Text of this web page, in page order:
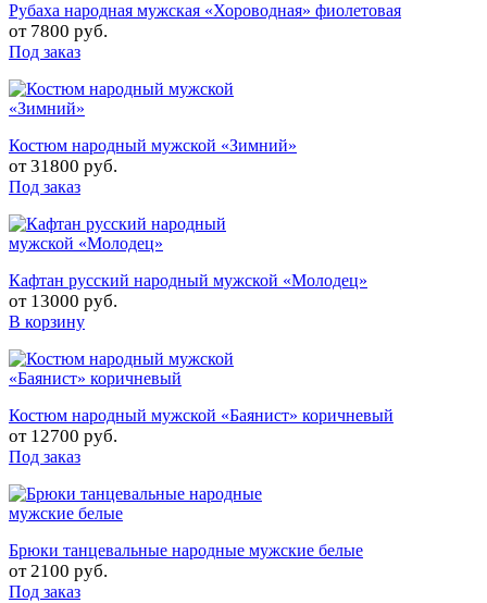
Рубаха народная мужская «Хороводная» фиолетовая
от 7800 руб.
Под заказ
Костюм народный мужской «Зимний»
от31800 руб.
Под заказ
Кафтан русский народный мужской «Молодец»
от 13000 руб.
В корзину
Костюм народный мужской «Баянист» коричневый
от 12700 руб.
Под заказ
Брюки танцевальные народные мужские белые
от2100 руб.
Под заказ